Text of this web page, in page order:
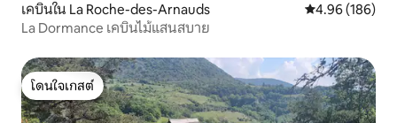
เคบินใน La Roche-des-Arnauds คะแนนเฉลี่ย
4.96 (186)
La Dormance เคบินไม้แสนสบาย
โดนใจเกสต์
โดนใจเกสต์